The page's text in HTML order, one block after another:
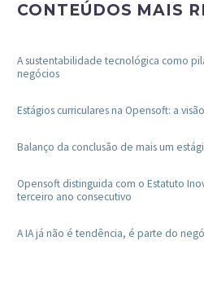
CONTEÚDOS MAIS
A sustentabilidade tecnológica como
negócios
Estágios curriculares na Opensoft: a
Balanço da conclusão de mais um
Opensoft distinguida com o Estatuto
terceiro ano consecutivo
A IA já não é tendência, é parte do